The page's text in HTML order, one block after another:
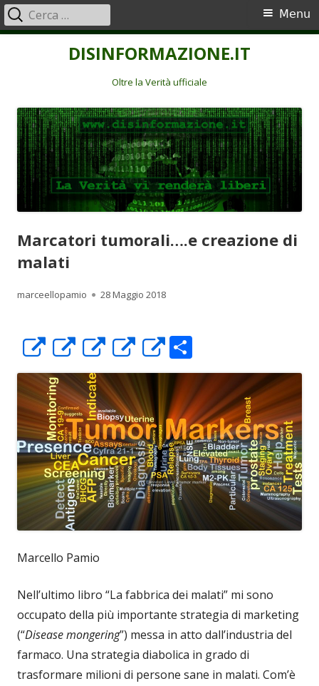
DISINFORMAZIONE.IT
Oltre la Verità ufficiale
Menu
principale
Menu
Ricerca
per:
Marcatori tumorali….e creazione di
malati
Autore
marceellopamio Pubblicato
28 Maggio 2018
Apre
in
una
nuova
finestra
Apre
in
una
nuova
finestra
Apre
in
una
nuova
finestra
Apre
in
una
nuova
finestra
Apre
in
una
nuova
finestra
o
n
di
vi
di
Marcello Pamio
Nell’ultimo libro “La fabbrica dei malati” mi sono
occupato della più importante strategia di marketing
(“Disease mongering”) messa in atto dall’industria del
farmaco. Una strategia diabolica in grado di
trasformare milioni di persone sane in malati. Com’è